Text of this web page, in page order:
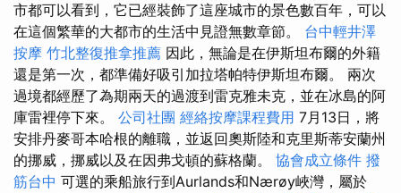
市都可以看到，它已經裝飾了這座城市的景色數百年，可以
在這個繁華的大都市的生活中見證無數章節。 台中輕井澤
按摩 竹北整復推拿推薦 因此，無論是在伊斯坦布爾的外籍
還是第一次，都準備好吸引加拉塔帕特伊斯坦布爾。 兩次
過境都經歷了為期兩天的過渡到雷克雅未克，並在冰島的阿
庫雷裡停下來。 公司社團 經絡按摩課程費用 7月13日，將
安排丹麥哥本哈根的離職，並返回奧斯陸和克里斯蒂安蘭州
的挪威，挪威以及在因弗戈頓的蘇格蘭。 協會成立條件 撥
筋台中 可選的乘船旅行到Aurlands和Nærøy峽灣，屬於